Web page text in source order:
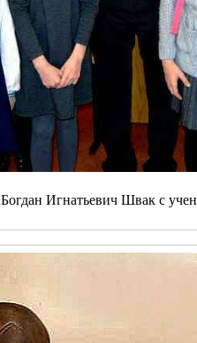
Богдан Игнатьевич Швак с